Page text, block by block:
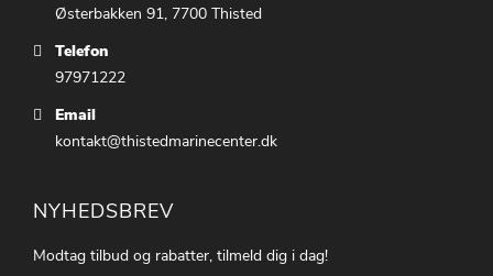
Østerbakken 91, 7700 Thisted
Telefon
97971222
Email
kontakt@thistedmarinecenter.dk
NYHEDSBREV
Modtag tilbud og rabatter, tilmeld dig i dag!